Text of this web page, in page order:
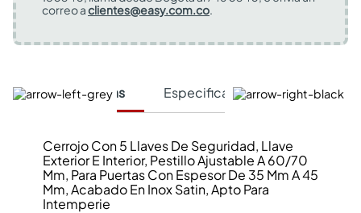
correo aclientes@easy.com.co.
Características Especificaciones Técnicas
Cerrojo Con 5 Llaves De Seguridad, Llave
Exterior E Interior, Pestillo Ajustable A 60/70
Mm, Para Puertas Con Espesor De 35 Mm A 45
Mm, Acabado En Inox Satin, Apto Para
Intemperie